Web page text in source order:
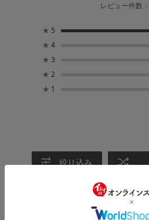
レビュー件数：
★ 5
★ 4
★ 3
★ 2
★ 1
絞り込み